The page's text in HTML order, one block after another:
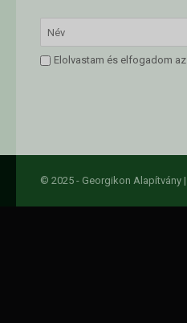
Elolvastam és elfogadom az
© 2025 - Georgikon Alapítvány |